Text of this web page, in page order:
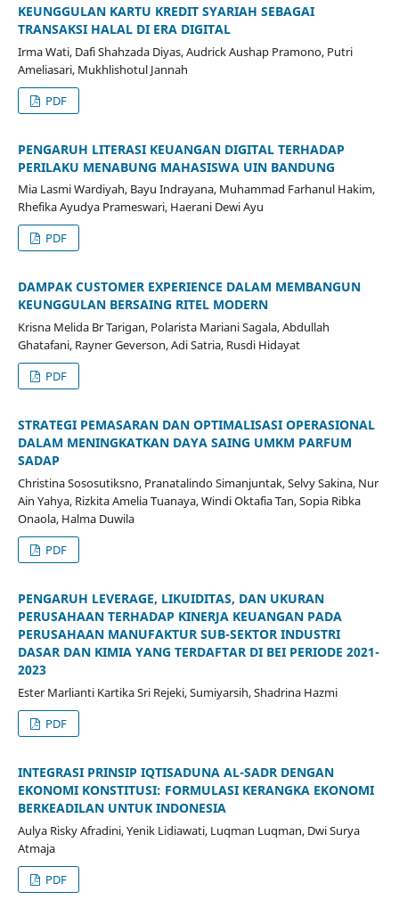
KEUNGGULAN KARTU KREDIT SYARIAH SEBAGAI
TRANSAKSI HALAL DI ERA DIGITAL
Irma Wati, Dafi Shahzada Diyas, Audrick Aushap Pramono, Putri
Ameliasari, Mukhlishotul Jannah
PDF
PENGARUH LITERASI KEUANGAN DIGITAL TERHADAP
PERILAKU MENABUNG MAHASISWA UIN BANDUNG
Mia Lasmi Wardiyah, Bayu Indrayana, Muhammad Farhanul Hakim,
Rhefika Ayudya Prameswari, Haerani Dewi Ayu
PDF
DAMPAK CUSTOMER EXPERIENCE DALAM MEMBANGUN
KEUNGGULAN BERSAING RITEL MODERN
Krisna Melida Br Tarigan, Polarista Mariani Sagala, Abdullah
Ghatafani, Rayner Geverson, Adi Satria, Rusdi Hidayat
PDF
STRATEGI PEMASARAN DAN OPTIMALISASI OPERASIONAL
DALAM MENINGKATKAN DAYA SAING UMKM PARFUM
SADAP
Christina Sososutiksno, Pranatalindo Simanjuntak, Selvy Sakina, Nur
Ain Yahya, Rizkita Amelia Tuanaya, Windi Oktafia Tan, Sopia Ribka
Onaola, Halma Duwila
PDF
PENGARUH LEVERAGE, LIKUIDITAS, DAN UKURAN
PERUSAHAAN TERHADAP KINERJA KEUANGAN PADA
PERUSAHAAN MANUFAKTUR SUB-SEKTOR INDUSTRI
DASAR DAN KIMIA YANG TERDAFTAR DI BEI PERIODE 2021-
2023
Ester Marlianti Kartika Sri Rejeki, Sumiyarsih, Shadrina Hazmi
PDF
INTEGRASI PRINSIP IQTISADUNA AL-SADR DENGAN
EKONOMI KONSTITUSI: FORMULASI KERANGKA EKONOMI
BERKEADILAN UNTUK INDONESIA
Aulya Risky Afradini, Yenik Lidiawati, Luqman Luqman, Dwi Surya
Atmaja
PDF